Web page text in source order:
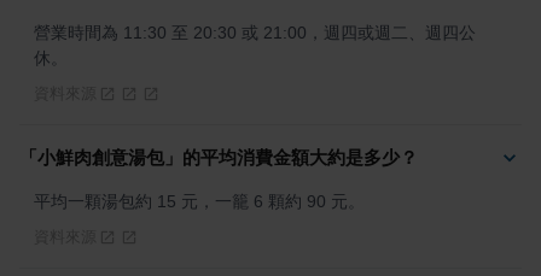
營業時間為 11:30 至 20:30 或 21:00，週四或週二、週四公
休。
「小鮮肉創意湯包」的平均消費金額大約是多少？
平均一顆湯包約 15 元，一籠 6 顆約 90 元。